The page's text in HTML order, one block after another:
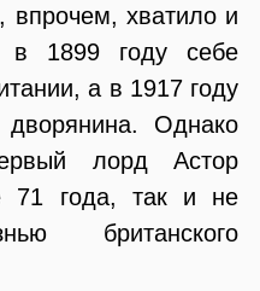
впрочем, хватило и
в 1899 году себе
а в 1917 году
Однако
лорд Астор
71 года, так и не
британского